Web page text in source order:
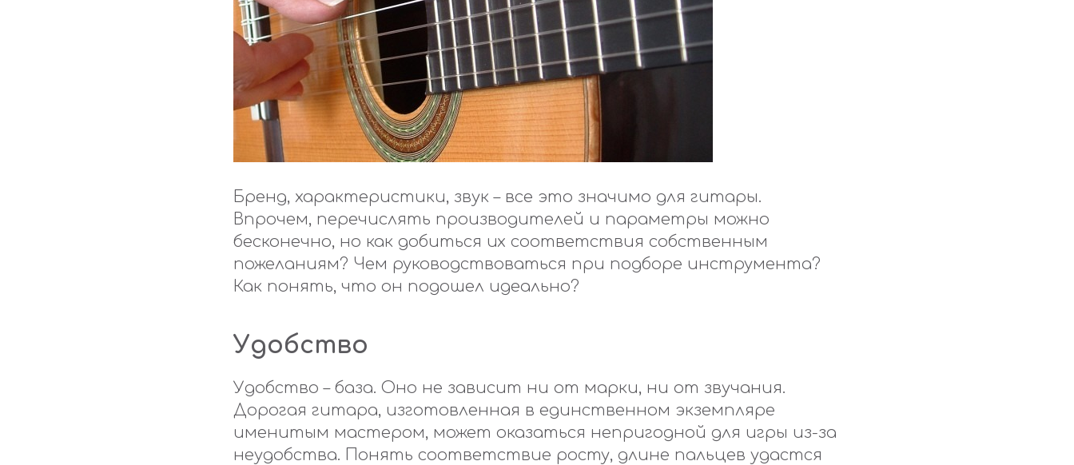
Бренд, характеристики, звук – все это значимо для гитары.
Впрочем, перечислять производителей и параметры можно
бесконечно, но как добиться их соответствия собственным
пожеланиям? Чем руководствоваться при подборе инструмента?
Как понять, что он подошел идеально?
Удобство
Удобство – база. Оно не зависит ни от марки, ни от звучания.
Дорогая гитара, изготовленная в единственном экземпляре
именитым мастером, может оказаться непригодной для игры из-за
неудобства. Понять соответствие росту, длине пальцев удастся